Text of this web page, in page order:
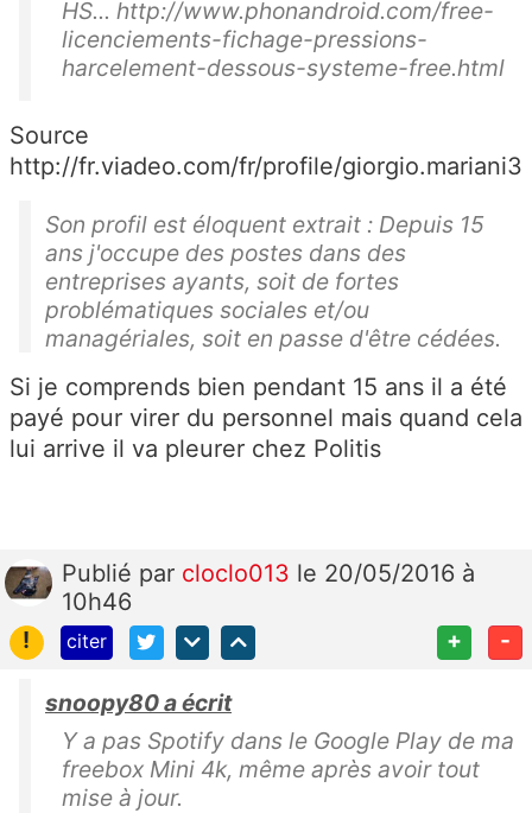
HS... http://www.phonandroid.com/free-
licenciements-fichage-pressions-
harcelement-dessous-systeme-free.html
Source
http://fr.viadeo.com/fr/profile/giorgio.mariani3
Son profil est éloquent extrait : Depuis 15
ans j'occupe des postes dans des
entreprises ayants, soit de fortes
problématiques sociales et/ou
managériales, soit en passe d'être cédées.
Si je comprends bien pendant 15 ans il a été
payé pour virer du personnel mais quand cela
lui arrive il va pleurer chez Politis
Publié par cloclo013 le 20/05/2016 à
10h46
!
citer + -
snoopy80 a écrit
Y a pas Spotify dans le Google Play de ma
freebox Mini 4k, même après avoir tout
mise à jour.